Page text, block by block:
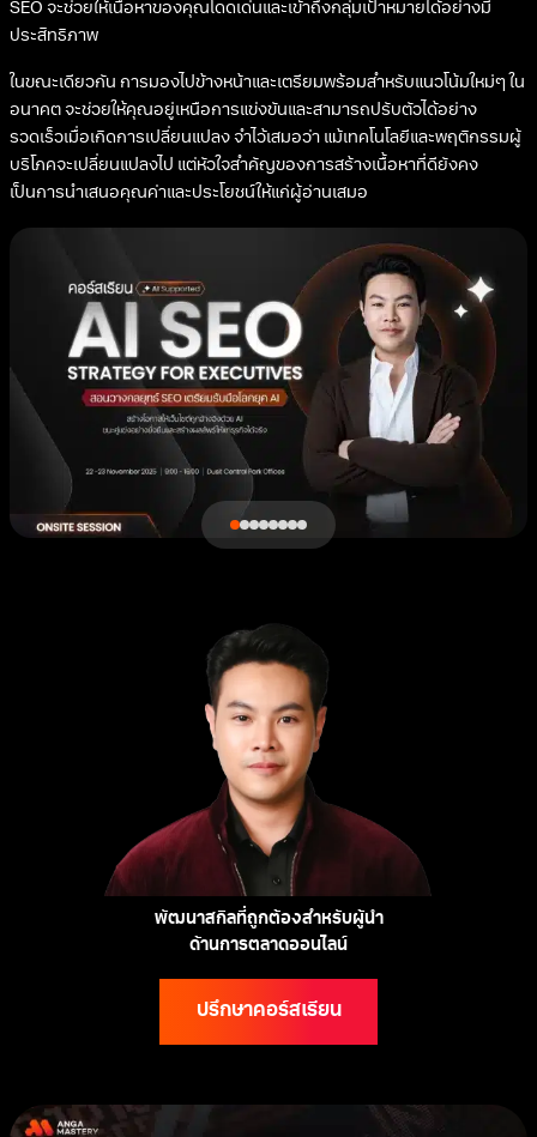
SEO จะช่วยให้เนื้อหาของคุณโดดเด่นและเข้าถึงกลุ่มเป้าหมายได้อย่างมี
ประสิทธิภาพ
ในขณะเดียวกัน การมองไปข้างหน้าและเตรียมพร้อมสำหรับแนวโน้มใหม่ๆ ใน
อนาคต จะช่วยให้คุณอยู่เหนือการแข่งขันและสามารถปรับตัวได้อย่าง
รวดเร็วเมื่อเกิดการเปลี่ยนแปลง จำไว้เสมอว่า แม้เทคโนโลยีและพฤติกรรมผู้
บริโภคจะเปลี่ยนแปลงไป แต่หัวใจสำคัญของการสร้างเนื้อหาที่ดียังคง
เป็นการนำเสนอคุณค่าและประโยชน์ให้แก่ผู้อ่านเสมอ
พัฒนาสกิลที่ถูกต้องสำหรับผู้นำ
ด้านการตลาดออนไลน์
ปรึกษาคอร์สเรียน